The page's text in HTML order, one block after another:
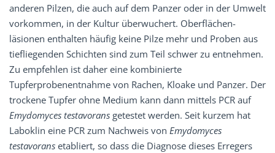
anderen Pilzen, die auch auf dem Panzer oder in der Umwelt
vorkommen, in der Kultur überwuchert. Oberflächen­
läsionen enthalten häufig keine Pilze mehr und Proben aus
tiefliegenden Schichten sind zum Teil schwer zu entnehmen.
Zu empfehlen ist daher eine kombinierte
Tupferprobenentnahme von Rachen, Kloake und Panzer. Der
trockene Tupfer ohne Medium kann dann mittels PCR auf
Emydomyces testavorans getestet werden. Seit kurzem hat
Laboklin eine PCR zum Nachweis von Emydomyces
testavorans etabliert, so dass die Diagnose dieses Erregers